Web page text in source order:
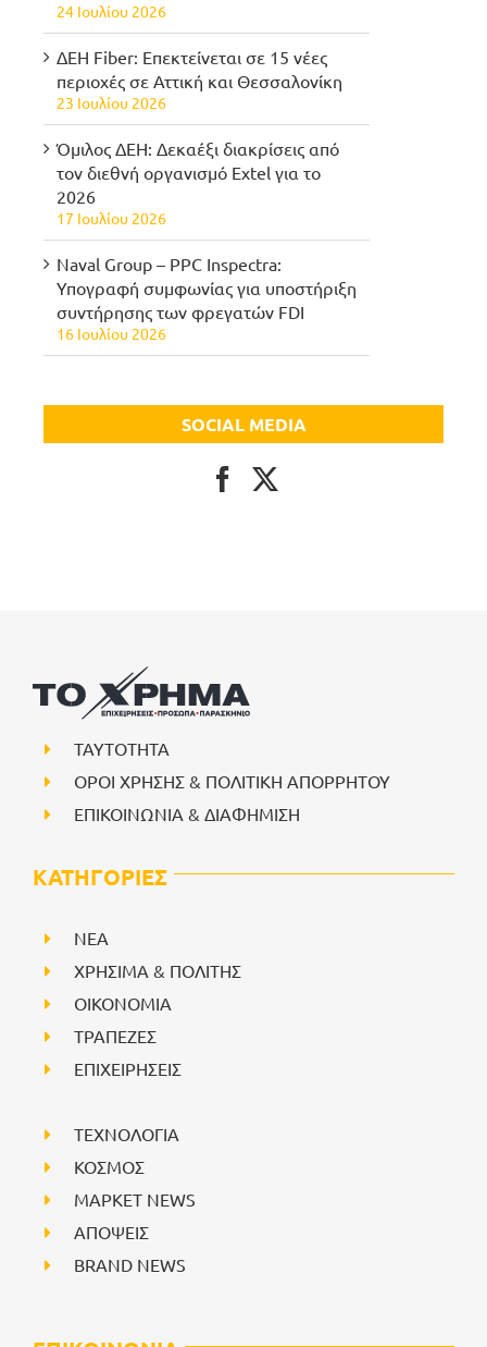
24 Ιουλίου 2026
ΔΕΗ Fiber: Επεκτείνεται σε 15 νέες
περιοχές σε Αττική και Θεσσαλονίκη
23 Ιουλίου 2026
Όμιλος ΔΕΗ: Δεκαέξι διακρίσεις από
τον διεθνή οργανισμό Extel για το
2026
17 Ιουλίου 2026
Naval Group – PPC Inspectra:
Υπογραφή συμφωνίας για υποστήριξη
συντήρησης των φρεγατών FDI
16 Ιουλίου 2026
SOCIAL MEDIA
ΤΑΥΤΟΤΗΤΑ
ΟΡΟΙ ΧΡΗΣΗΣ & ΠΟΛΙΤΙΚΗ ΑΠΟΡΡΗΤΟΥ
ΕΠΙΚΟΙΝΩΝΙΑ & ΔΙΑΦΗΜΙΣΗ
ΚΑΤΗΓΟΡΙΕΣ
NEA
ΧΡΗΣΙΜΑ & ΠΟΛΙΤΗΣ
ΟΙΚΟΝΟΜΙΑ
ΤΡΑΠΕΖΕΣ
ΕΠΙΧΕΙΡΗΣΕΙΣ
ΤΕΧΝΟΛΟΓΙΑ
ΚΟΣΜΟΣ
ΜΑΡΚΕΤ NEWS
ΑΠΟΨΕΙΣ
BRAND NEWS